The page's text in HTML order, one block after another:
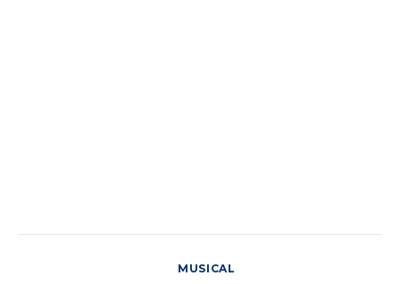
MUSICAL